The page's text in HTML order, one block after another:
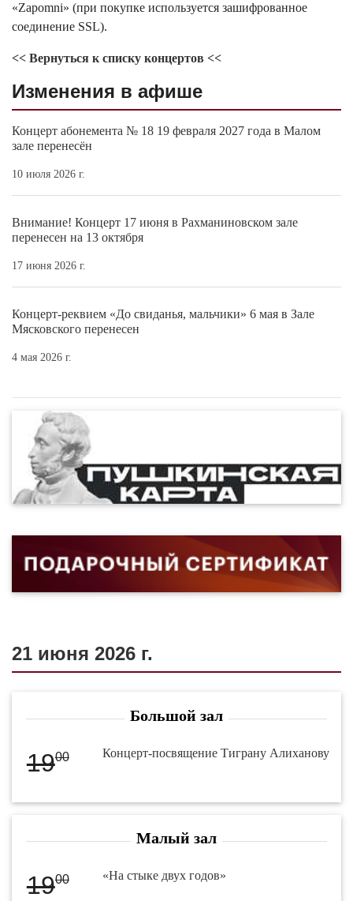
«Zapomni» (при покупке используется зашифрованное
соединение SSL).
<< Вернуться к списку концертов <<
Изменения в афише
Концерт абонемента № 18 19 февраля 2027 года в Малом
зале перенесён
10 июля 2026 г.
Внимание! Концерт 17 июня в Рахманиновском зале
перенесен на 13 октября
17 июня 2026 г.
Концерт-реквием «До свиданья, мальчики» 6 мая в Зале
Мясковского перенесен
4 мая 2026 г.
21 июня 2026 г.
Большой зал
1900 Концерт-посвящение Тиграну Алиханову
Малый зал
1900 «На стыке двух годов»